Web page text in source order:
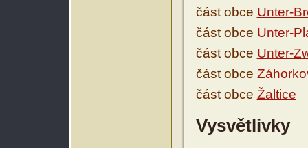
část obce Unter-
část obce Unter-
část obce Unter-
část obce
část obce Žaltice
Vysvětlivky